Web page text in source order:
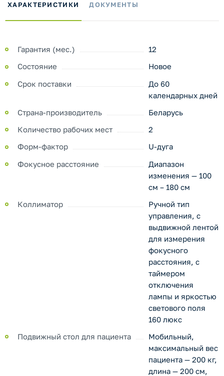
ХАРАКТЕРИСТИКИ ДОКУМЕНТЫ
Гарантия (мес.)
12
Состояние
Новое
Срок поставки
До 60
календарных дней
Страна-производитель
Беларусь
Количество рабочих мест
2
Форм-фактор
U-дуга
Фокусное расстояние
Диапазон
изменения — 100
см – 180 см
Коллиматор
Ручной тип
управления, с
выдвижной лентой
для измерения
фокусного
расстояния, с
таймером
отключения
лампы и яркостью
светового поля
160 люкс
Подвижный стол для пациента
Мобильный,
максимальный вес
пациента — 200 кг,
длина — 200 см,